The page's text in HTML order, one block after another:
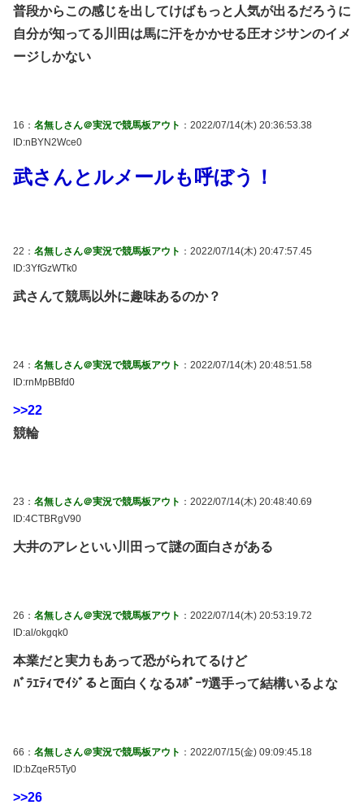
普段からこの感じを出してけばもっと人気が出るだろうに
自分が知ってる川田は馬に汗をかかせる圧オジサンのイメ
ージしかない
16： 名無しさん＠実況で競馬板アウト ：2022/07/14(木) 20:36:53.38
ID:nBYN2Wce0
武さんとルメールも呼ぼう！
22： 名無しさん＠実況で競馬板アウト ：2022/07/14(木) 20:47:57.45
ID:3YfGzWTk0
武さんて競馬以外に趣味あるのか？
24： 名無しさん＠実況で競馬板アウト ：2022/07/14(木) 20:48:51.58
ID:rnMpBBfd0
>>22
競輪
23： 名無しさん＠実況で競馬板アウト ：2022/07/14(木) 20:48:40.69
ID:4CTBRgV90
大井のアレといい川田って謎の面白さがある
26： 名無しさん＠実況で競馬板アウト ：2022/07/14(木) 20:53:19.72
ID:al/okgqk0
本業だと実力もあって恐がられてるけど
ﾊﾞﾗｴﾃｨでｲｼﾞると面白くなるｽﾎﾟｰﾂ選手って結構いるよな
66： 名無しさん＠実況で競馬板アウト ：2022/07/15(金) 09:09:45.18
ID:bZqeR5Ty0
>>26